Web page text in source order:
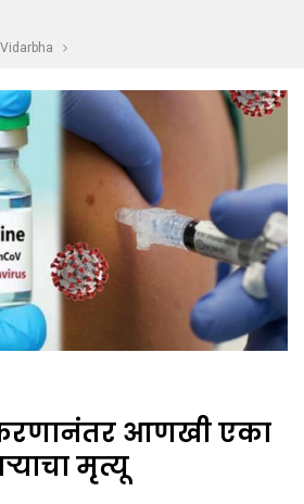
Vidarbha
आणखी एका
मृत्यू